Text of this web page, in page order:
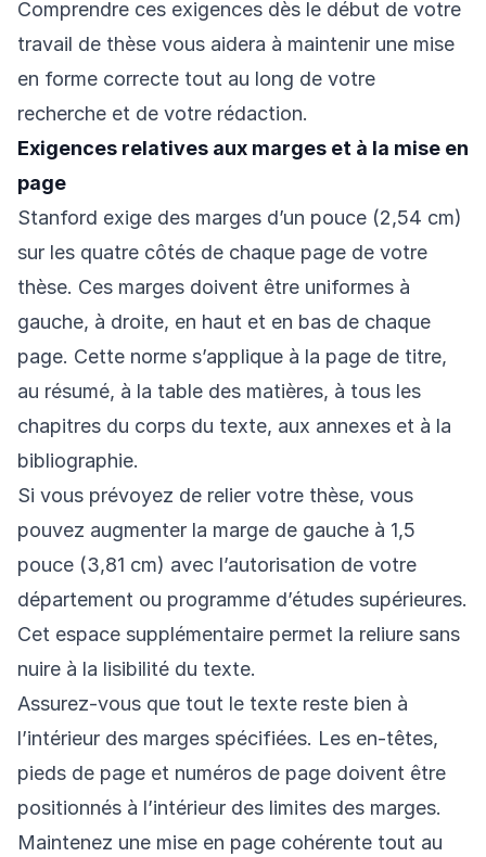
Comprendre ces exigences dès le début de votre
travail de thèse vous aidera à maintenir une mise
en forme correcte tout au long de votre
recherche et de votre rédaction.
Exigences relatives aux marges et à la mise en
page
Stanford exige des marges d’un pouce (2,54 cm)
sur les quatre côtés de chaque page de votre
thèse. Ces marges doivent être uniformes à
gauche, à droite, en haut et en bas de chaque
page. Cette norme s’applique à la page de titre,
au résumé, à la table des matières, à tous les
chapitres du corps du texte, aux annexes et à la
bibliographie.
Si vous prévoyez de relier votre thèse, vous
pouvez augmenter la marge de gauche à 1,5
pouce (3,81 cm) avec l’autorisation de votre
département ou programme d’études supérieures.
Cet espace supplémentaire permet la reliure sans
nuire à la lisibilité du texte.
Assurez-vous que tout le texte reste bien à
l’intérieur des marges spécifiées. Les en-têtes,
pieds de page et numéros de page doivent être
positionnés à l’intérieur des limites des marges.
Maintenez une mise en page cohérente tout au